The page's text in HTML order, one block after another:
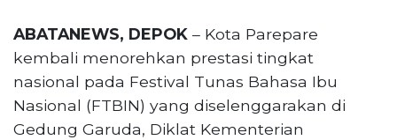
ABATANEWS, DEPOK – Kota Parepare
kembali menorehkan prestasi tingkat
nasional pada Festival Tunas Bahasa Ibu
Nasional (FTBIN) yang diselenggarakan di
Gedung Garuda, Diklat Kementerian